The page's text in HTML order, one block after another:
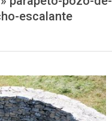
escalante